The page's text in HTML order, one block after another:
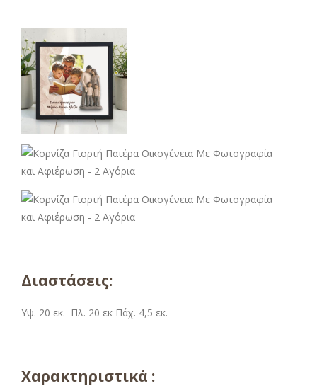
Διαστάσεις:
Υψ. 20 εκ. Πλ. 20 εκ Πάχ. 4,5 εκ.
Χαρακτηριστικά :